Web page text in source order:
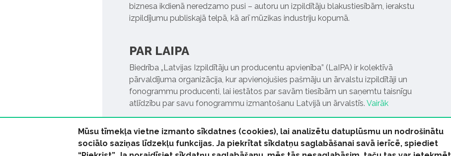
biznesa ikdienā neredzamo pusi – autoru un izpildītāju blakustiesībām, ierakstu
izpildījumu publiskajā telpā, kā arī mūzikas industriju kopumā.
PAR LAIPA
Biedrība „Latvijas Izpildītāju un producentu apvienība” (LaIPA) ir kolektīvā
pārvaldījuma organizācija, kur apvienojušies pašmāju un ārvalstu izpildītāji un
fonogrammu producenti, lai iestātos par savām tiesībām un saņemtu taisnīgu
atlīdzību par savu fonogrammu izmantošanu Latvijā un ārvalstīs. Vairāk
Mūsu tīmekļa vietne izmanto sīkdatnes (cookies), lai analizētu datuplūsmu un nodrošinātu
sociālo saziņas līdzekļu funkcijas. Ja piekrītat sīkdatņu saglabāšanai savā ierīcē, spiediet